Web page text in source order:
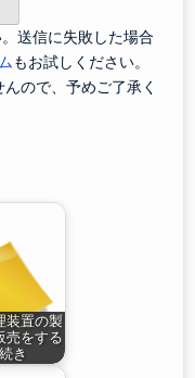
送信に失敗した場合
もお試しください。
ので、予めご了承く
装置の製
売をする
き